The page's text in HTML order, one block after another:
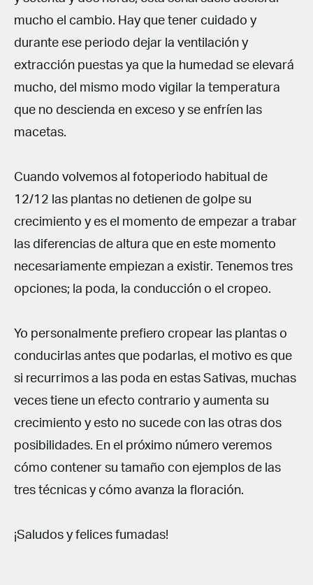
mucho el cambio. Hay que tener cuidado y
durante ese periodo dejar la ventilación y
extracción puestas ya que la humedad se elevará
mucho, del mismo modo vigilar la temperatura
que no descienda en exceso y se enfríen las
macetas.
Cuando volvemos al fotoperiodo habitual de
12/12 las plantas no detienen de golpe su
crecimiento y es el momento de empezar a trabar
las diferencias de altura que en este momento
necesariamente empiezan a existir. Tenemos tres
opciones; la poda, la conducción o el cropeo.
Yo personalmente prefiero cropear las plantas o
conducirlas antes que podarlas, el motivo es que
si recurrimos a las poda en estas Sativas, muchas
veces tiene un efecto contrario y aumenta su
crecimiento y esto no sucede con las otras dos
posibilidades. En el próximo número veremos
cómo contener su tamaño con ejemplos de las
tres técnicas y cómo avanza la floración.
¡Saludos y felices fumadas!